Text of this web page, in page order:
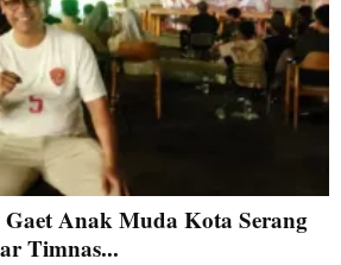
Anak Muda Kota Serang
Timnas...